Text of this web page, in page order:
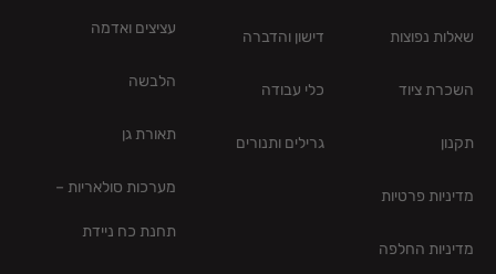
שאלות נפוצות
השכרת ציוד
תקנון
מדיניות פרטיות
מדיניות החלפה
דישון והדברה
כלי עבודה
גרילים ותנורים
עציצים ואדמה
הלבשה
תאורת גן
מערכות סולאריות –
תחנת כח ניידת